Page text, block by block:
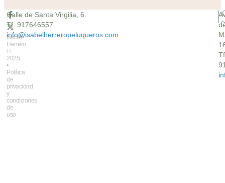
Calle de Santa Virgilia, 6.
Tf: 917646557
info@isabelherreropeluqueros.com
Isabel
Herrero
©
2025
•
Política
de
privacidad
y
condiciones
de
uso